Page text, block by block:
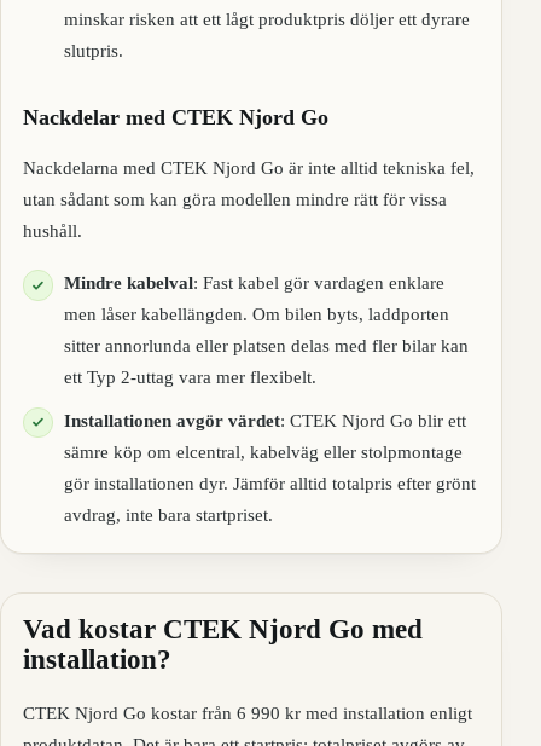
minskar risken att ett lågt produktpris döljer ett dyrare
slutpris.
Nackdelar med CTEK Njord Go
Nackdelarna med CTEK Njord Go är inte alltid tekniska fel,
utan sådant som kan göra modellen mindre rätt för vissa
hushåll.
Mindre kabelval: Fast kabel gör vardagen enklare
men låser kabellängden. Om bilen byts, laddporten
sitter annorlunda eller platsen delas med fler bilar kan
ett Typ 2-uttag vara mer flexibelt.
Installationen avgör värdet: CTEK Njord Go blir ett
sämre köp om elcentral, kabelväg eller stolpmontage
gör installationen dyr. Jämför alltid totalpris efter grönt
avdrag, inte bara startpriset.
Vad kostar CTEK Njord Go med
installation?
CTEK Njord Go kostar från 6 990 kr med installation enligt